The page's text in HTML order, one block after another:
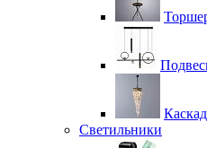
Светильники